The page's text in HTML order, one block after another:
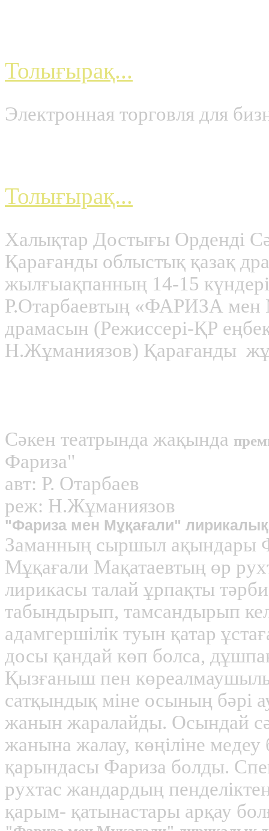
Толығырақ...
Электронная торговля для
Толығырақ...
Халықтар Достығы Орденді
Қарағанды облыстық қазақ
жылғыақпанның 14-15
Р.Отарбаевтың «ФАРИЗА
драмасын (Режиссері-ҚР еңбек
Н.Жұманиязов) Қарағанды
Сәкен театрында жақында
Фариза"
авт: Р. Отарбаев
реж: Н.Жұманиязов
"Фариза мен Мұқағали"
Заманның сыршыл ақындары
Мұқағали Мақатаевтың өр
лирикасы талай ұрпақты
табындырып, тамсандырып
адамгершілік туын қатар
досы қандай көп болса,
Қызғаныш пен
сатқындық міне осының бәрі
жанын жаралайды. Осындай
жанына жалау, көңіліне медеу
қарындасы Фариза болды.
руxтас жандардың
қарым- қатынастары арқау